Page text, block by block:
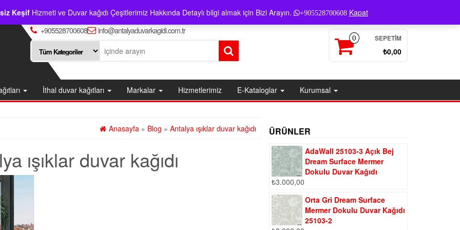
KeşifHizmeti ve Duvar kağıdı Çeşitlerimiz Hakkında Detaylı bilgi almak için Bizi Arayın. +905528700608 Kapat
+905528700608 info@antalyaduvarkagidi.com.tr
0 SEPETIM
₺0,00
İthal duvar kağıtları Markalar Hizmetlerimiz E-Kataloglar Kurumsal
Anasayfa » Blog » Antalya ışıklar duvar kağıdı
ışıklar duvar kağıdı
ÜRÜNLER
AdaWall 25103-3 Açık Bej
Dream Surface Mermer
Dokulu Duvar Kağıdı
₺3.000,00
Orta Gri Dream Surface
Mermer Dokulu Duvar Kağıdı
25103-2